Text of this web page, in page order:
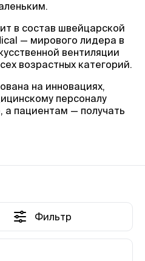
в состав швейцарской
— мирового лидера в
вентиляции
возрастных категорий.
на инновациях,
персоналу
а пациентам — получать
Фильтр